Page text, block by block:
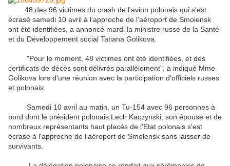
48 des 96 victimes du crash de l'avion polonais qui s'est
écrasé samedi 10 avril à l'approche de l'aéroport de Smolensk
ont été identifiées, a annoncé mardi la ministre russe de la Santé
et du Développement social Tatiana Golikova.
"Pour le moment, 48 victimes ont été identifiées, et des
certificats de décès sont délivrés parallèlement", a indiqué Mme
Golikova lors d'une réunion avec la participation d'officiels russes
et polonais.
Samedi 10 avril au matin, un Tu-154 avec 96 personnes à
bord dont le président polonais Lech Kaczynski, son épouse et de
nombreux représentants haut placés de l'Etat polonais s'est
écrasé à l'approche de l'aéroport de Smolensk sans laisser de
survivants.